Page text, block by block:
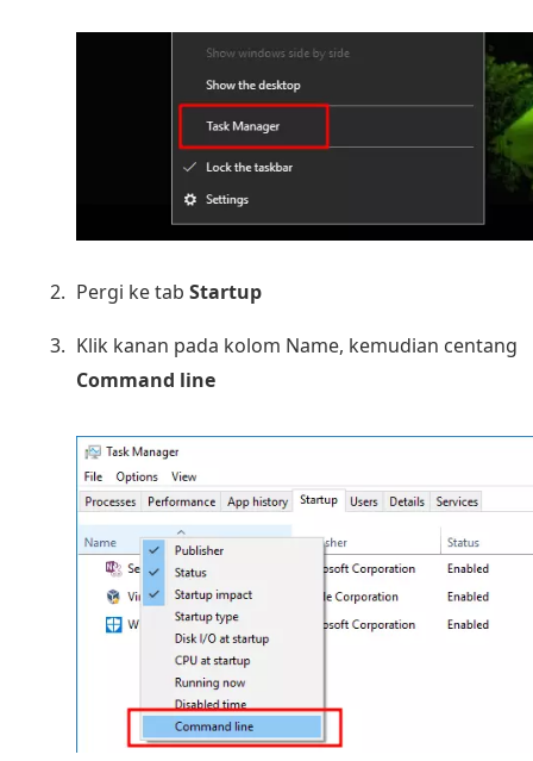
Pergi ke tab Startup
Klik kanan pada kolom Name, kemudian centang
Command line